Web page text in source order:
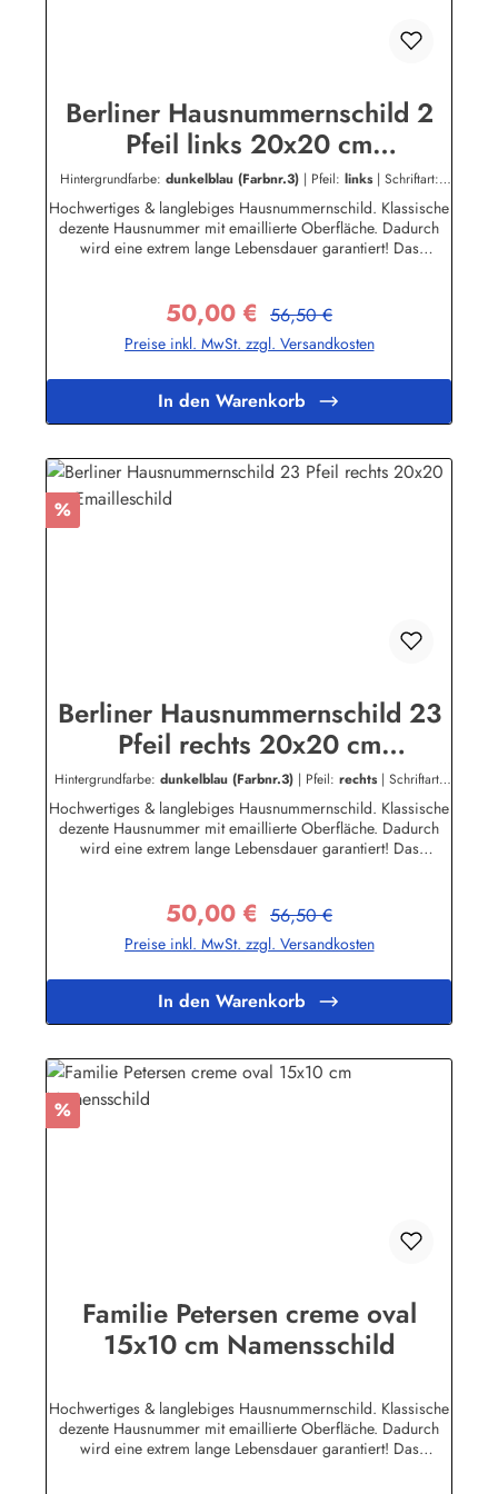
Berliner Hausnummernschild 2
Pfeil links 20x20 cm
Emailleschild
Hintergrundfarbe: dunkelblau (Farbnr.3) | Pfeil: links | Schriftart:
Hochwertiges & langlebiges Hausnummernschild. Klassische
dezente Hausnummer mit emaillierte Oberfläche. Dadurch
wird eine extrem lange Lebensdauer garantiert! Das
Frost über viele Jahre stand! Nicht das passende dabei? Sie
sind auf der Suche nach genau diesem Schild nur in einer
anderen Farbe oder einer anderen Aufschrift? Kein Problem!
an.Zum KontaktformularHier geht's zu unserem Konfigurator
für Emaille Schilder mit Wunschtext
Verkaufspreis:
50,00 € Regulärer Preis:
56,50 €
Preise inkl. MwSt. zzgl. Versandkosten
In den Warenkorb
Rabatt
%
Berliner Hausnummernschild 23
Pfeil rechts 20x20 cm
Emailleschild
Hintergrundfarbe: dunkelblau (Farbnr.3) | Pfeil: rechts | Schriftart:
Hochwertiges & langlebiges Hausnummernschild. Klassische
dezente Hausnummer mit emaillierte Oberfläche. Dadurch
wird eine extrem lange Lebensdauer garantiert! Das
Frost über viele Jahre stand! Nicht das passende dabei? Sie
sind auf der Suche nach genau diesem Schild nur in einer
anderen Farbe oder einer anderen Aufschrift? Kein Problem!
an.Zum KontaktformularHier geht's zu unserem Konfigurator
für Emaille Schilder mit Wunschtext
Verkaufspreis:
50,00 € Regulärer Preis:
56,50 €
Preise inkl. MwSt. zzgl. Versandkosten
In den Warenkorb
Rabatt
%
Familie Petersen creme oval
15x10 cm Namensschild
Hochwertiges & langlebiges Hausnummernschild. Klassische
dezente Hausnummer mit emaillierte Oberfläche. Dadurch
wird eine extrem lange Lebensdauer garantiert! Das